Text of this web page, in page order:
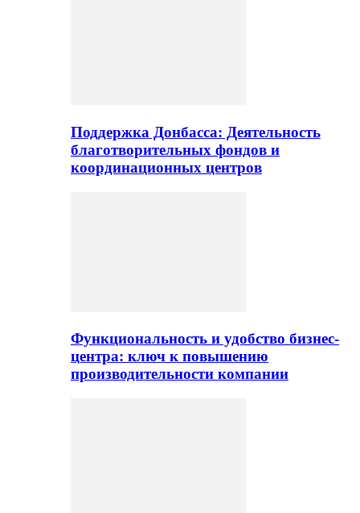
Поддержка Донбасса: Деятельность
благотворительных фондов и
координационных центров
Функциональность и удобство бизнес-
центра: ключ к повышению
производительности компании